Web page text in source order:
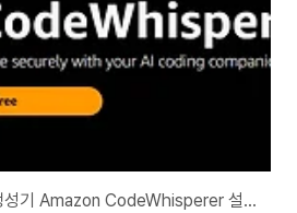
아마존의 AI 코드 자동 생성기 Amazon CodeWhisperer 설치 및 사용